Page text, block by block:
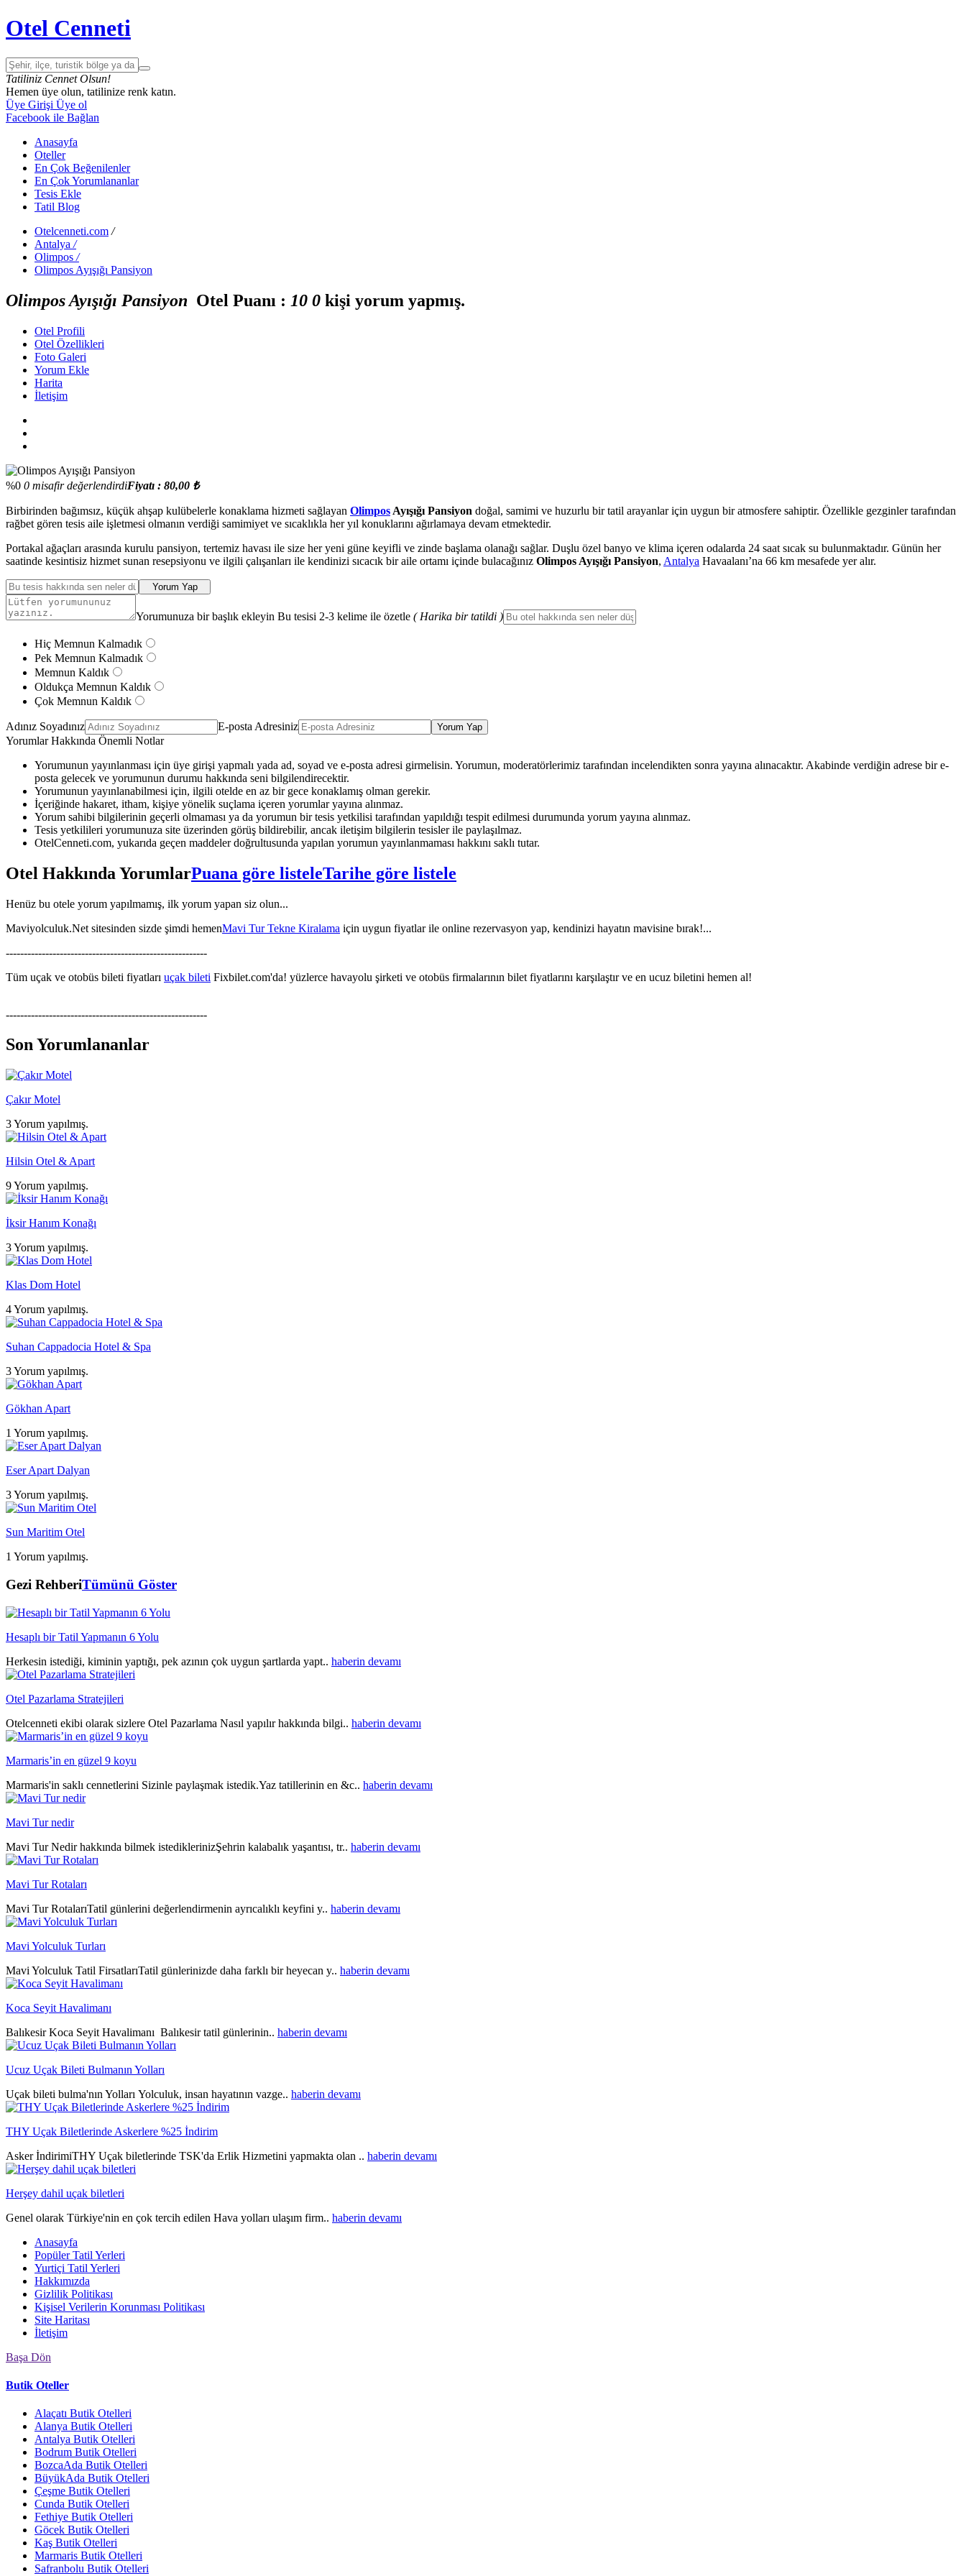
Otel Cenneti
Tatiliniz Cennet Olsun!
Hemen üye olun, tatilinize renk katın.
Üye Girişi Üye ol
Facebook ile Bağlan
Anasayfa
Oteller
En Çok Beğenilenler
En Çok Yorumlananlar
Tesis Ekle
Tatil Blog
Otelcenneti.com /
Antalya /
Olimpos /
Olimpos Ayışığı Pansiyon
Olimpos Ayışığı Pansiyon Otel Puanı : 10 0 kişi yorum yapmış.
Otel Profili
Otel Özellikleri
Foto Galeri
Yorum Ekle
Harita
İletişim
%0 0 misafir değerlendirdiFiyatı : 80,00 ₺
Birbirinden bağımsız, küçük ahşap kulübelerle konaklama hizmeti sağlayan Olimpos Ayışığı Pansiyon doğal, samimi ve huzurlu bir tatil arayanlar için uygun bir atmosfere sahiptir. Özellikle gezginler tarafından
rağbet gören tesis aile işletmesi olmanın verdiği samimiyet ve sıcaklıkla her yıl konuklarını ağırlamaya devam etmektedir.
Portakal ağaçları arasında kurulu pansiyon, tertemiz havası ile size her yeni güne keyifli ve zinde başlama olanağı sağlar. Duşlu özel banyo ve klima içeren odalarda 24 saat sıcak su bulunmaktadır. Günün her
saatinde kesintisiz hizmet sunan resepsiyonu ve ilgili çalışanları ile kendinizi sıcacık bir aile ortamı içinde bulacağınız Olimpos Ayışığı Pansiyon, Antalya Havaalanı’na 66 km mesafede yer alır.
Yorum Yap
Yorumunuza bir başlık ekleyin Bu tesisi 2-3 kelime ile özetle ( Harika bir tatildi )
Hiç Memnun Kalmadık
Pek Memnun Kalmadık
Memnun Kaldık
Oldukça Memnun Kaldık
Çok Memnun Kaldık
Adınız Soyadınız E-posta Adresiniz Yorum Yap
Yorumlar Hakkında Önemli Notlar
Yorumunun yayınlanması için üye girişi yapmalı yada ad, soyad ve e-posta adresi girmelisin. Yorumun, moderatörlerimiz tarafından incelendikten sonra yayına alınacaktır. Akabinde verdiğin adrese bir e-
posta gelecek ve yorumunun durumu hakkında seni bilgilendirecektir.
Yorumunun yayınlanabilmesi için, ilgili otelde en az bir gece konaklamış olman gerekir.
İçeriğinde hakaret, itham, kişiye yönelik suçlama içeren yorumlar yayına alınmaz.
Yorum sahibi bilgilerinin geçerli olmaması ya da yorumun bir tesis yetkilisi tarafından yapıldığı tespit edilmesi durumunda yorum yayına alınmaz.
Tesis yetkilileri yorumunuza site üzerinden görüş bildirebilir, ancak iletişim bilgilerin tesisler ile paylaşılmaz.
OtelCenneti.com, yukarıda geçen maddeler doğrultusunda yapılan yorumun yayınlanmaması hakkını saklı tutar.
Otel Hakkında YorumlarPuana göre listeleTarihe göre listele
Henüz bu otele yorum yapılmamış, ilk yorum yapan siz olun...
Maviyolculuk.Net sitesinden sizde şimdi hemenMavi Tur Tekne Kiralama için uygun fiyatlar ile online rezervasyon yap, kendinizi hayatın mavisine bırak!...
--------------------------------------------------------
Tüm uçak ve otobüs bileti fiyatları uçak bileti Fixbilet.com'da! yüzlerce havayolu şirketi ve otobüs firmalarının bilet fiyatlarını karşılaştır ve en ucuz biletini hemen al!
--------------------------------------------------------
Son Yorumlananlar
Çakır Motel
3 Yorum yapılmış.
Hilsin Otel & Apart
9 Yorum yapılmış.
İksir Hanım Konağı
3 Yorum yapılmış.
Klas Dom Hotel
4 Yorum yapılmış.
Suhan Cappadocia Hotel & Spa
3 Yorum yapılmış.
Gökhan Apart
1 Yorum yapılmış.
Eser Apart Dalyan
3 Yorum yapılmış.
Sun Maritim Otel
1 Yorum yapılmış.
Gezi RehberiTümünü Göster
Hesaplı bir Tatil Yapmanın 6 Yolu
Herkesin istediği, kiminin yaptığı, pek azının çok uygun şartlarda yapt.. haberin devamı
Otel Pazarlama Stratejileri
Otelcenneti ekibi olarak sizlere Otel Pazarlama Nasıl yapılır hakkında bilgi.. haberin devamı
Marmaris’in en güzel 9 koyu
Marmaris'in saklı cennetlerini Sizinle paylaşmak istedik.Yaz tatillerinin en &c.. haberin devamı
Mavi Tur nedir
Mavi Tur Nedir hakkında bilmek istediklerinizŞehrin kalabalık yaşantısı, tr.. haberin devamı
Mavi Tur Rotaları
Mavi Tur RotalarıTatil günlerini değerlendirmenin ayrıcalıklı keyfini y.. haberin devamı
Mavi Yolculuk Turları
Mavi Yolculuk Tatil FirsatlarıTatil günlerinizde daha farklı bir heyecan y.. haberin devamı
Koca Seyit Havalimanı
Balıkesir Koca Seyit Havalimanı Balıkesir tatil günlerinin.. haberin devamı
Ucuz Uçak Bileti Bulmanın Yolları
Uçak bileti bulma'nın Yolları Yolculuk, insan hayatının vazge.. haberin devamı
THY Uçak Biletlerinde Askerlere %25 İndirim
Asker İndirimiTHY Uçak biletlerinde TSK'da Erlik Hizmetini yapmakta olan .. haberin devamı
Herşey dahil uçak biletleri
Genel olarak Türkiye'nin en çok tercih edilen Hava yolları ulaşım firm.. haberin devamı
Anasayfa
Popüler Tatil Yerleri
Yurtiçi Tatil Yerleri
Hakkımızda
Gizlilik Politikası
Kişisel Verilerin Korunması Politikası
Site Haritası
İletişim
Başa Dön
Butik Oteller
Alaçatı Butik Otelleri
Alanya Butik Otelleri
Antalya Butik Otelleri
Bodrum Butik Otelleri
BozcaAda Butik Otelleri
BüyükAda Butik Otelleri
Çeşme Butik Otelleri
Cunda Butik Otelleri
Fethiye Butik Otelleri
Göcek Butik Otelleri
Kaş Butik Otelleri
Marmaris Butik Otelleri
Safranbolu Butik Otelleri